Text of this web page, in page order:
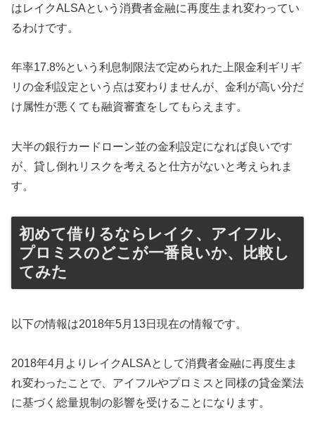
はレイクALSAという消費者金融に再度生まれ変わってい
るわけです。
年率17.8%という利息制限法で定められた上限金利ギリギ
リの金利設定という点は変わりませんが、金利が高い分だ
け属性が悪くても融資審査をしてもらえます。
大半の銀行カードローン並の金利設定になれば良いです
が、貸し倒れリスクを考えると仕方がないと考えられま
す。
初めて借りるならレイク、アイフル、
プロミスのどこが一番良いか、比較し
てみた
以下の情報は2018年5月13日現在の情報です。
2018年4月よりレイクALSAとして消費者金融に再度生ま
れ変わったことで、アイフルやプロミスと同様の貸金業法
に基づく総量規制の影響を受けることになります。